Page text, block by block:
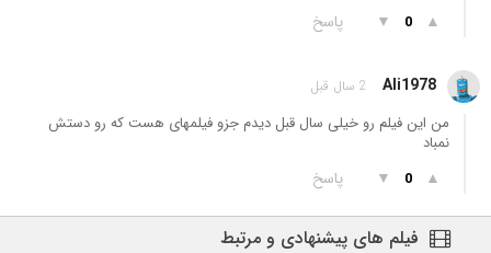
▲
0
▼ پاسخ
Ali1978 2 سال قبل
من این فیلم رو خیلی سال قبل دیدم جزو فیلمهای هست که رو دستش
نمباد
▲
0
▼ پاسخ
فیلم های پیشنهادی و مرتبط